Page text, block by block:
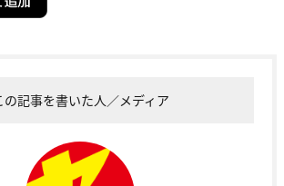
の記事を書いた人／メディア